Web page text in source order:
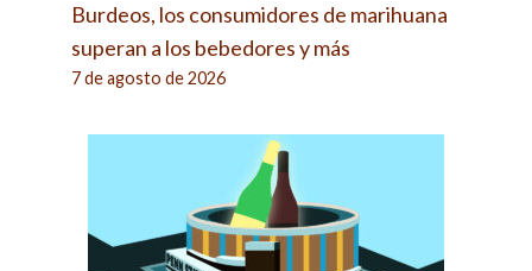
Burdeos, los consumidores de marihuana
superan a los bebedores y más
7 de agosto de 2026